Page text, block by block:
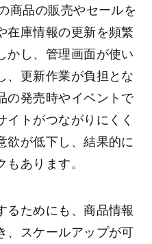
商品の販売やセールを
在庫情報の更新を頻繁
かし、管理画面が使い
、更新作業が負担とな
の発売時やイベントで
イトがつながりにくく
欲が低下し、結果的に
あります。
るためにも、商品情報
、スケールアップが可